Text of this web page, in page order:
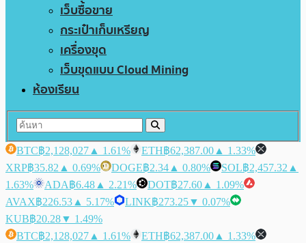
เว็บซื้อขาย
กระเป๋าเก็บเหรียญ
เครื่องขุด
เว็บขุดแบบ Cloud Mining
ห้องเรียน
BTC฿2,128,027 ▲ 1.61% ETH฿62,387.00 ▲ 1.33%
XRP฿35.82 ▲ 0.69% DOGE฿2.34 ▲ 0.80% SOL฿2,457.32 ▲
1.63%
ADA฿6.48 ▲ 2.21% DOT฿27.60 ▲ 1.09%
AVAX฿226.53 ▲ 5.17% LINK฿273.25▼ 0.07%
KUB฿20.28▼ 1.49%
BTC฿2,128,027 ▲ 1.61% ETH฿62,387.00 ▲ 1.33%